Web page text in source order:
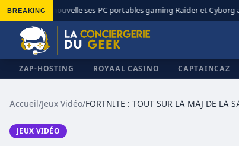
BREAKING
◆ MSI renouvelle ses PC portables gaming Raider et Cyborg
ZAP-HOSTING ROYAAL CASINO CAPTAINCAZ
Accueil/Jeux Vidéo/FORTNITE : TOUT SUR LA MAJ DE LA
JEUX VIDÉO